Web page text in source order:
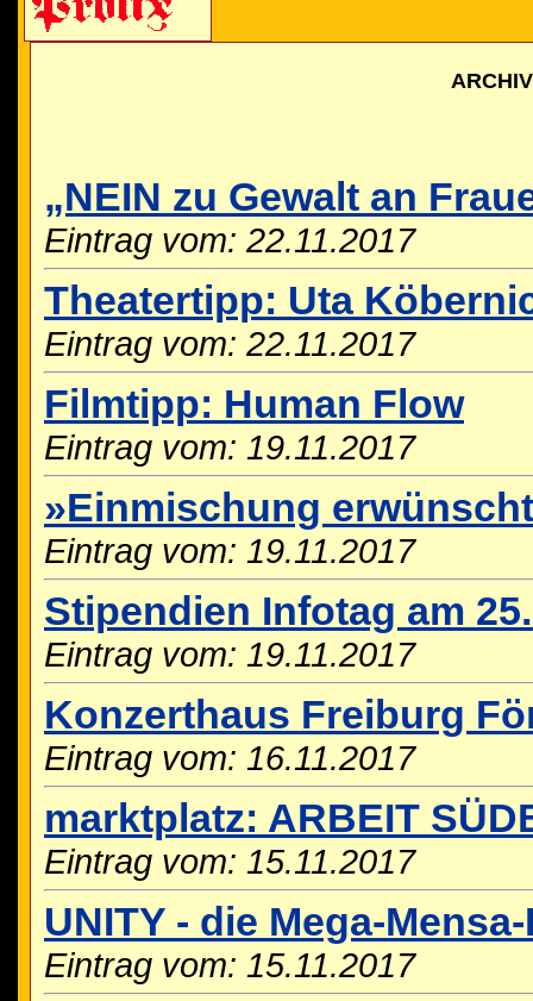
ARCHIV
„NEIN zu Gewalt an
Eintrag vom: 22.11.2017
Theatertipp: Uta
Eintrag vom: 22.11.2017
Filmtipp: Human Flow
Eintrag vom: 19.11.2017
»Einmischung
Eintrag vom: 19.11.2017
Stipendien Infotag am
Eintrag vom: 19.11.2017
Konzerthaus Freiburg
Eintrag vom: 16.11.2017
marktplatz: ARBEIT
Eintrag vom: 15.11.2017
UNITY - die Mega-
Eintrag vom: 15.11.2017